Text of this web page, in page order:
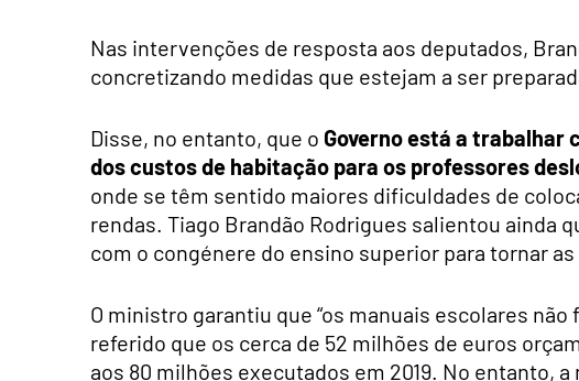
Nas intervenções de resposta aos deputados,
concretizando medidas que estejam a ser
Disse, no entanto, que o Governo está a trabalhar
dos custos de habitação para os professores
onde se têm sentido maiores dificuldades de
rendas. Tiago Brandão Rodrigues salientou ainda
com o congénere do ensino superior para tornar
O ministro garantiu que “os manuais escolares
referido que os cerca de 52 milhões de euros
aos 80 milhões executados em 2019. No entanto,